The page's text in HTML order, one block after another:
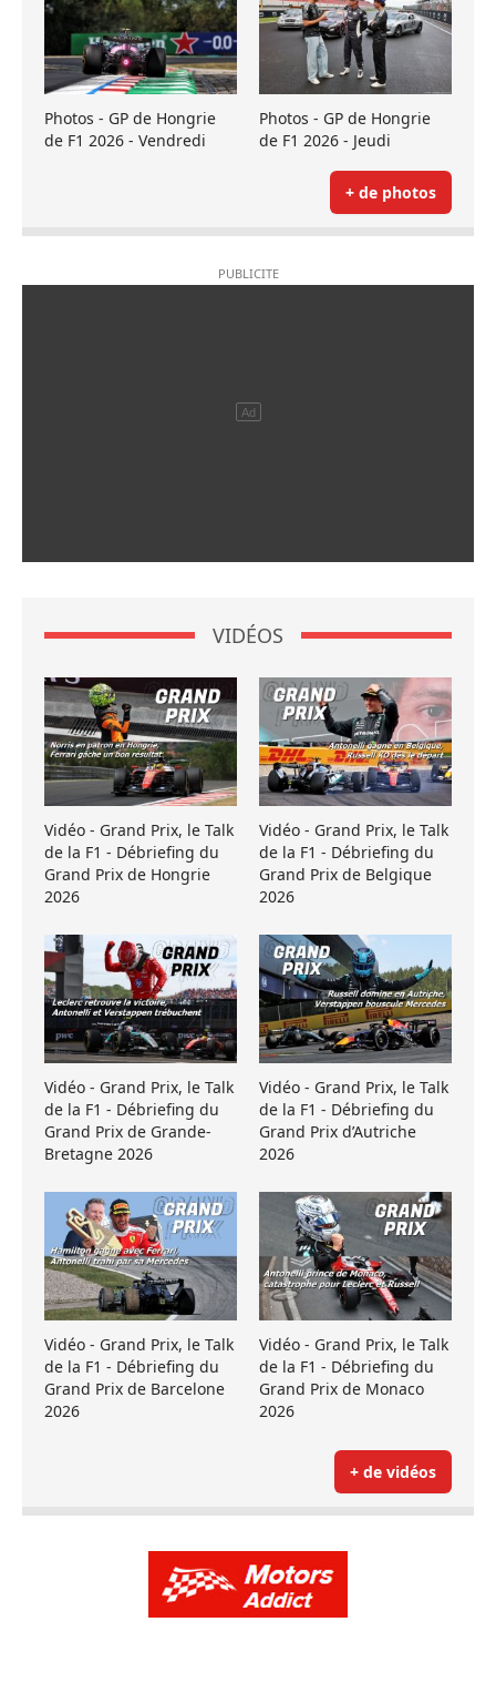
Photos - GP de Hongrie
de F1 2026 - Vendredi
Photos - GP de Hongrie
de F1 2026 - Jeudi
+ de photos
VIDÉOS
Vidéo - Grand Prix, le Talk
de la F1 - Débriefing du
Grand Prix de Hongrie
2026
Vidéo - Grand Prix, le Talk
de la F1 - Débriefing du
Grand Prix de Belgique
2026
Vidéo - Grand Prix, le Talk
de la F1 - Débriefing du
Grand Prix de Grande-
Bretagne 2026
Vidéo - Grand Prix, le Talk
de la F1 - Débriefing du
Grand Prix d’Autriche
2026
Vidéo - Grand Prix, le Talk
de la F1 - Débriefing du
Grand Prix de Barcelone
2026
Vidéo - Grand Prix, le Talk
de la F1 - Débriefing du
Grand Prix de Monaco
2026
+ de vidéos